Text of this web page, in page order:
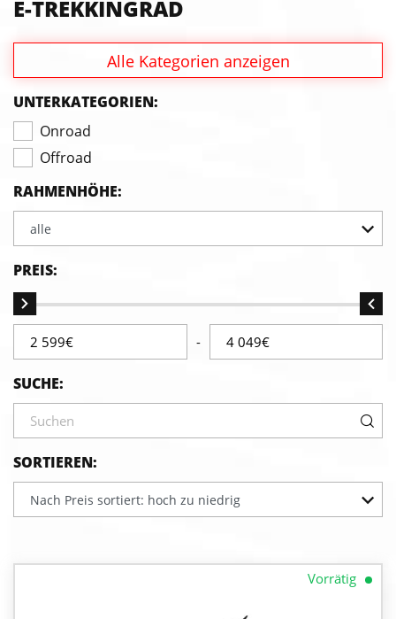
E-TREKKINGRAD
Alle Kategorien anzeigen
UNTERKATEGORIEN:
Onroad
Offroad
RAHMENHÖHE:
alle
PREIS:
-
SUCHE:
SORTIEREN:
Nach Preis sortiert: hoch zu niedrig
Vorrätig